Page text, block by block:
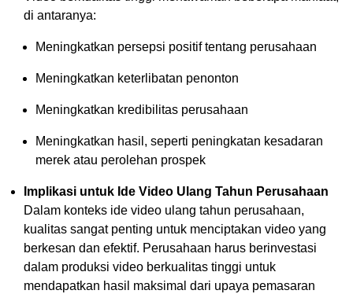
di antaranya:
Meningkatkan persepsi positif tentang perusahaan
Meningkatkan keterlibatan penonton
Meningkatkan kredibilitas perusahaan
Meningkatkan hasil, seperti peningkatan kesadaran
merek atau perolehan prospek
Implikasi untuk Ide Video Ulang Tahun Perusahaan
Dalam konteks ide video ulang tahun perusahaan,
kualitas sangat penting untuk menciptakan video yang
berkesan dan efektif. Perusahaan harus berinvestasi
dalam produksi video berkualitas tinggi untuk
mendapatkan hasil maksimal dari upaya pemasaran